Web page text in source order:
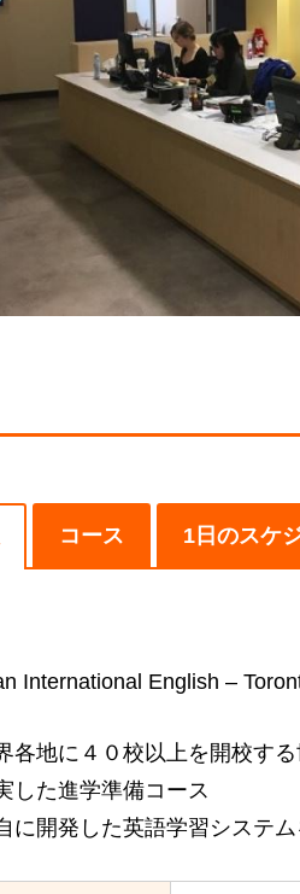
コース 1日のスケ
International English –
各地に４０校以上を開校す
した進学準備コース
に開発した英語学習システ